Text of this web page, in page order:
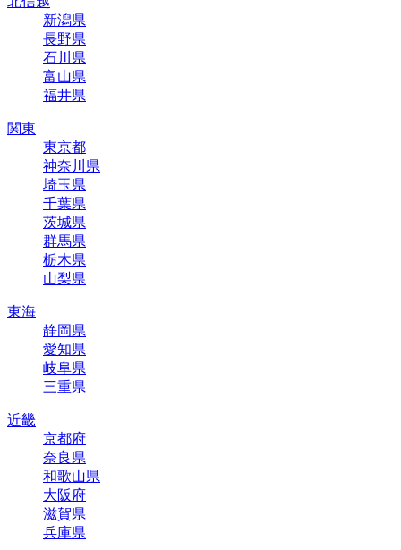
新潟県
長野県
石川県
富山県
福井県
関東
東京都
神奈川県
埼玉県
千葉県
茨城県
群馬県
栃木県
山梨県
東海
静岡県
愛知県
岐阜県
三重県
近畿
京都府
奈良県
和歌山県
大阪府
滋賀県
兵庫県